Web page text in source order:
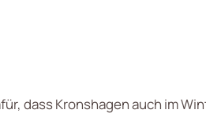
dass Kronshagen auch im